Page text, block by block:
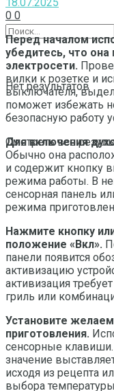
Нет результатов
Смотреть все
0 0
Перед началом
убедитесь, что
электросети.
вилки к розетке и
выключателя,
поможет избежать
безопасную работу
Для включения
Обычно она
и содержит кнопку
режима работы. В
сенсорная панель
режима
Нажмите кнопку
положение «Вкл».
панели появится
активизацию
активизация
гриль или
Установите
приготовления.
сенсорные
значение
исходя из рецепта
выбора